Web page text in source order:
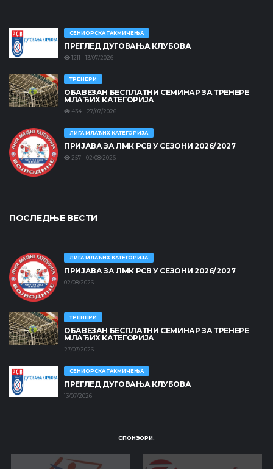
СЕНИОРСКА ТАКМИЧЕЊА
ПРЕГЛЕД ДУГОВАЊА КЛУБОВА
1211 13/07/2026
ТРЕНЕРИ
ОБАВЕЗАН БЕСПЛАТНИ СЕМИНАР ЗА ТРЕНЕРЕ
МЛАЂИХ КАТЕГОРИЈА
434 27/07/2026
ЛИГА МЛАЂИХ КАТЕГОРИЈА
ПРИЈАВА ЗА ЛМК РСВ У СЕЗОНИ 2026/2027
257 02/08/2026
ПОСЛЕДЊЕ ВЕСТИ
ЛИГА МЛАЂИХ КАТЕГОРИЈА
ПРИЈАВА ЗА ЛМК РСВ У СЕЗОНИ 2026/2027
02/08/2026
ТРЕНЕРИ
ОБАВЕЗАН БЕСПЛАТНИ СЕМИНАР ЗА ТРЕНЕРЕ
МЛАЂИХ КАТЕГОРИЈА
27/07/2026
СЕНИОРСКА ТАКМИЧЕЊА
ПРЕГЛЕД ДУГОВАЊА КЛУБОВА
13/07/2026
СПОНЗОРИ: